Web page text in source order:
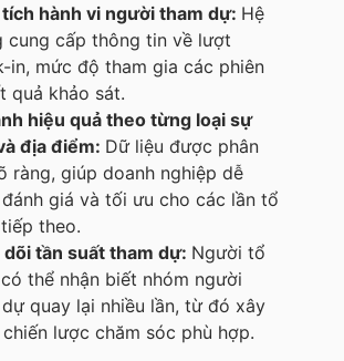
tích hành vi người tham dự: Hệ
cung cấp thông tin về lượt
in, mức độ tham gia các phiên
quả khảo sát.
hiệu quả theo từng loại sự
địa điểm: Dữ liệu được phân
ràng, giúp doanh nghiệp dễ
giá và tối ưu cho các lần tổ
theo.
tần suất tham dự: Người tổ
thể nhận biết nhóm người
quay lại nhiều lần, từ đó xây
lược chăm sóc phù hợp.